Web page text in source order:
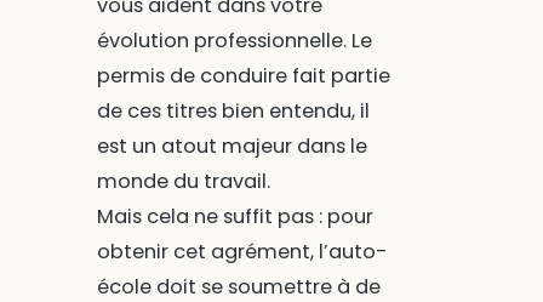
évolution professionnelle. Le
permis de conduire fait partie
de ces titres bien entendu, il
est un atout majeur dans le
monde du travail.
Mais cela ne suffit pas : pour
obtenir cet agrément, l’auto-
école doit se soumettre à de